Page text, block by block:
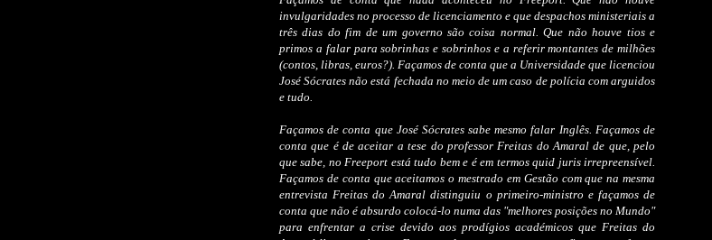
invulgaridades no processo de licenciamento e que despachos ministeriais a
três dias do fim de um governo são coisa normal. Que não houve tios e
primos a falar para sobrinhas e sobrinhos e a referir montantes de milhões
(contos, libras, euros?). Façamos de conta que a Universidade que licenciou
José Sócrates não está fechada no meio de um caso de polícia com arguidos
e tudo.
Façamos de conta que José Sócrates sabe mesmo falar Inglês. Façamos de
conta que é de aceitar a tese do professor Freitas do Amaral de que, pelo
que sabe, no Freeport está tudo bem e é em termos quid juris irrepreensível.
Façamos de conta que aceitamos o mestrado em Gestão com que na mesma
entrevista Freitas do Amaral distinguiu o primeiro-ministro e façamos de
conta que não é absurdo colocá-lo numa das "melhores posições no Mundo"
para enfrentar a crise devido aos prodígios académicos que Freitas do